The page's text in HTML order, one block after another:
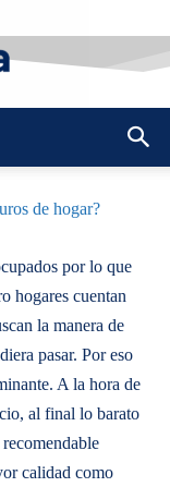
por lo que
hogares cuentan
la manera de
pasar. Por eso
A la hora de
al final lo barato
calidad como